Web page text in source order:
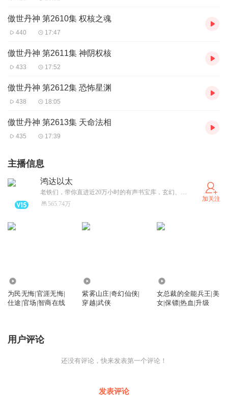
傲世丹神 第2610集 权核之魂
440 17:47
傲世丹神 第2611集 神阴权核
433 17:52
傲世丹神 第2612集 恐怖星渊
438 18:05
傲世丹神 第2613集 天命法相
435 17:39
主播信息
鸿达以太
老铁们，带你直进近20万小时的有声书宝库，玄幻、都市、历史、悬疑、言情、出版，应有尽有！
565.74万
加关注
为民无悔|官涯无悔|
仕途|官场|智商在线
紫雾山庄|奇幻仙侠|
穿越|武侠
女总裁的全能兵王|美
女|保镖|热血|升级
用户评论
还没有评论，快来发表第一个评论！
发表评论